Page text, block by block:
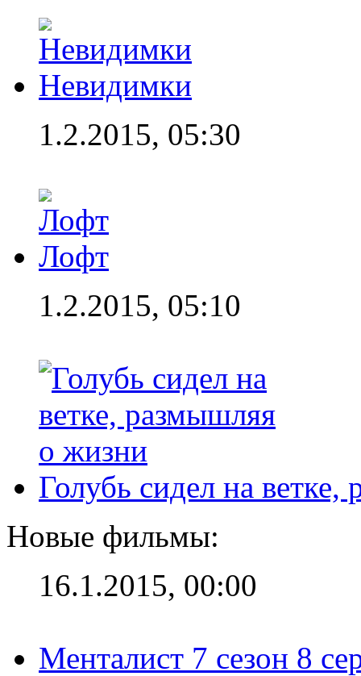
Невидимки
1.2.2015, 05:30
Лофт
1.2.2015, 05:10
Голубь сидел на
Новые фильмы:
16.1.2015, 00:00
Менталист 7 сезон 8